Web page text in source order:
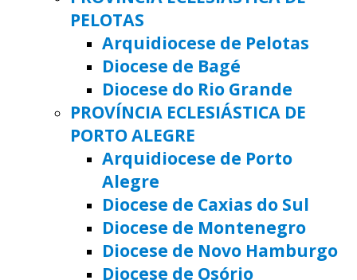
PELOTAS
Arquidiocese de Pelotas
Diocese de Bagé
Diocese do Rio Grande
PROVÍNCIA ECLESIÁSTICA DE
PORTO ALEGRE
Arquidiocese de Porto
Alegre
Diocese de Caxias do Sul
Diocese de Montenegro
Diocese de Novo Hamburgo
Diocese de Osório